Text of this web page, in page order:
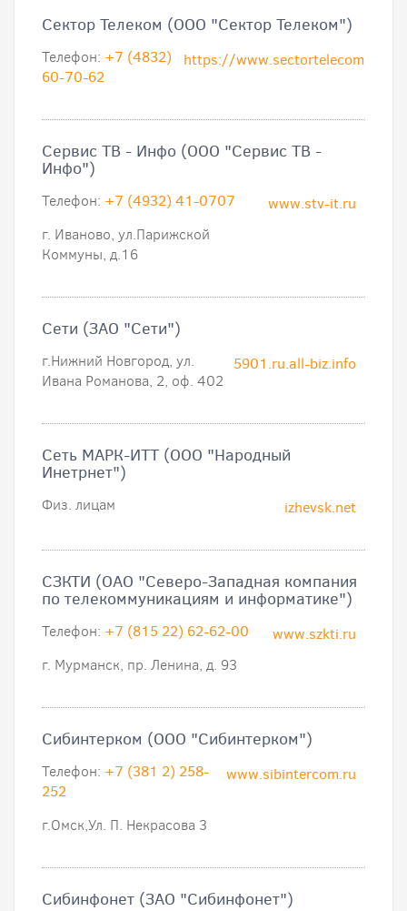
Сектор Телеком (ООО "Сектор Телеком")
https://www.sectortelecom.ru
Телефон: +7 (4832)
60-70-62
Сервис ТВ - Инфо (ООО "Сервис ТВ -
Инфо")
www.stv-it.ru
Телефон: +7 (4932) 41-0707
г. Иваново, ул.Парижской
Коммуны, д.16
Сети (ЗАО "Сети")
5901.ru.all-biz.info
г.Нижний Новгород, ул.
Ивана Романова, 2, оф. 402
Сеть МАРК-ИТТ (ООО "Народный
Инетрнет")
izhevsk.net
Физ. лицам
СЗКТИ (ОАО "Северо-Западная компания
по телекоммуникациям и информатике")
www.szkti.ru
Телефон: +7 (815 22) 62-62-00
г. Мурманск, пр. Ленина, д. 93
Сибинтерком (ООО "Сибинтерком")
www.sibintercom.ru
Телефон: +7 (381 2) 258-
252
г.Омск,Ул. П. Некрасова 3
Сибинфонет (ЗАО "Сибинфонет")